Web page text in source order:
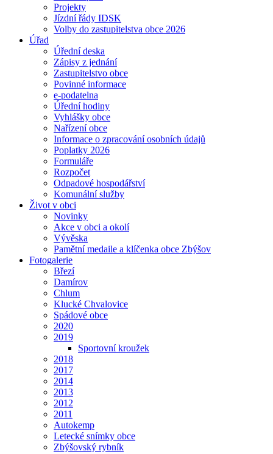
Projekty
Jízdní řády IDSK
Volby do zastupitelstva obce 2026
Úřad
Úřední deska
Zápisy z jednání
Zastupitelstvo obce
Povinné informace
e-podatelna
Úřední hodiny
Vyhlášky obce
Nařízení obce
Informace o zpracování osobních údajů
Poplatky 2026
Formuláře
Rozpočet
Odpadové hospodářství
Komunální služby
Život v obci
Novinky
Akce v obci a okolí
Vývěska
Pamětní medaile a klíčenka obce Zbýšov
Fotogalerie
Březí
Damírov
Chlum
Klucké Chvalovice
Spádové obce
2020
2019
Sportovní kroužek
2018
2017
2014
2013
2012
2011
Autokemp
Letecké snímky obce
Zbýšovský rybník